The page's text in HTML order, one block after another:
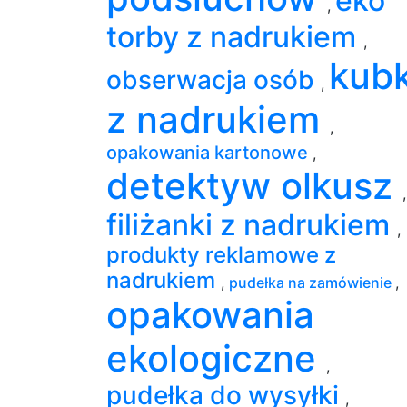
,
torby z nadrukiem ,
obserwacja osób ,
z nadrukiem
,
opakowania kartonowe ,
detektyw olkusz ,
filiżanki z nadrukiem ,
produkty reklamowe z
nadrukiem , pudełka na zamówienie ,
opakowania
ekologiczne
,
pudełka do wysyłki ,